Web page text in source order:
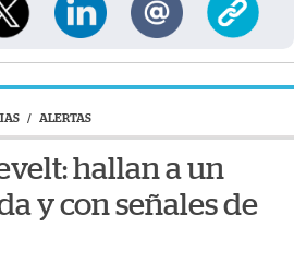
/ ALERTAS
hallan a un
y con señales de